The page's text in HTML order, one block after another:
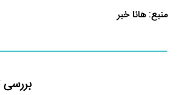
منبع: هانا خبر